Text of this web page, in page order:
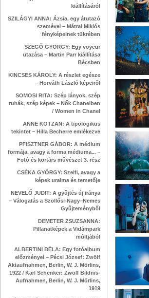
kiállításáról
SZILÁGYI ANNA: Ázsia, egy átutazó
szemével – Mátrai Miklós
fényképeinek tükrében
SZEGŐ GYÖRGY: Egy voyeur
utazása – Martin Parr kiállítása
Bécsben
KINCSES KÁROLY: A részlet egésze
– Horváth László képeiről
SOMOSI RITA: Szép lányok, szép
ruhák, szép képek – Nők Chanelben
/ Women in Chanel
ANNE KOTZAN: A tipologikus
tekintet – Hilla Becherre emlékezve
PFISZTNER GÁBOR: A médium
formája, avagy a forma médiuma... –
Fotó és kortárs művészet 3. rész
CSÉKA GYÖRGY: Szelfi, avagy a
képek uralma és temetője
NEVELŐ JUDIT: A gyűjtés új iránya
– Válogatás a Szöllősi-Nagy–Nemes
Gyűjteményből
DEMETER ZSUZSANNA:
Pillanatképek a Vidámpark
múltjából
ALBERTINI BÉLA: Egy fotóalbum
előzményei – Pécsi József: Zwölf
Aktaufnahmen, Berlin, W. J. Mörlins,
1922 / Karl Schenker: Zwölf Bildnis-
Aufnahmen, Berlin, W. J. Mörlins,
1919